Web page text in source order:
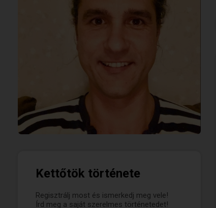
Kettőtök története
Regisztrálj most és ismerkedj meg vele!
Írd meg a saját szerelmes történetedet!